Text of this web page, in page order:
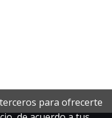
para ofrecerte